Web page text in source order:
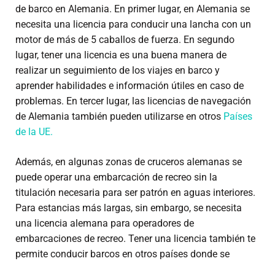
de barco en Alemania. En primer lugar, en Alemania se
necesita una licencia para conducir una lancha con un
motor de más de 5 caballos de fuerza. En segundo
lugar, tener una licencia es una buena manera de
realizar un seguimiento de los viajes en barco y
aprender habilidades e información útiles en caso de
problemas. En tercer lugar, las licencias de navegación
de Alemania también pueden utilizarse en otros Países
de la UE.
Además, en algunas zonas de cruceros alemanas se
puede operar una embarcación de recreo sin la
titulación necesaria para ser patrón en aguas interiores.
Para estancias más largas, sin embargo, se necesita
una licencia alemana para operadores de
embarcaciones de recreo. Tener una licencia también te
permite conducir barcos en otros países donde se